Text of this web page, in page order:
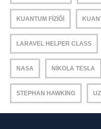
KUANTUM FIZIĞI
LARAVEL HELPER CLASS
NASA NIKOLA TESLA
STEPHAN HAWKING